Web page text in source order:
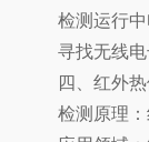
检测运行中
寻找无线电
四、红外热
检测原理：红